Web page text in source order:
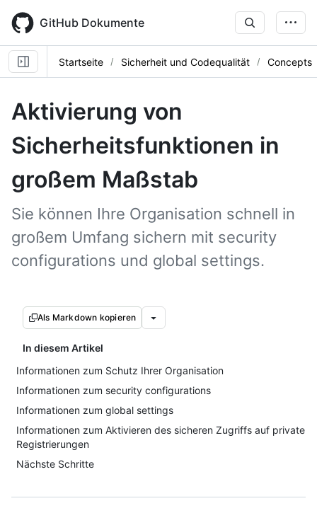
main
content
GitHub Dokumente
Startseite Sicherheit und Codequalität Concepts
Aktivierung von
Sicherheitsfunktionen in
großem Maßstab
Sie können Ihre Organisation schnell in
großem Umfang sichern mit security
configurations und global settings.
Als Markdown kopieren
In diesem Artikel
Informationen zum Schutz Ihrer Organisation
Informationen zum security configurations
Informationen zum global settings
Informationen zum Aktivieren des sicheren Zugriffs auf private
Registrierungen
Nächste Schritte